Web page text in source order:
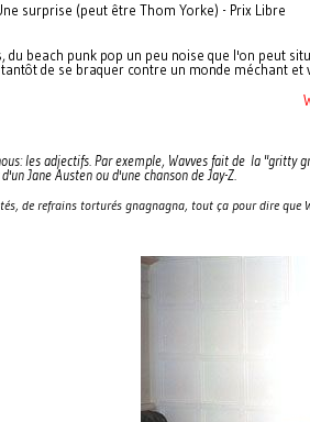
surprise (peut être Thom Yorke) - Prix Libre
beach punk pop un peu noise que l'on peut
de se braquer contre un monde méchant et
les adjectifs. Par exemple, Wavves fait de la
Jane Austen ou d'une chanson de Jay-Z.
de refrains torturés gnagnagna, tout ça pour dire